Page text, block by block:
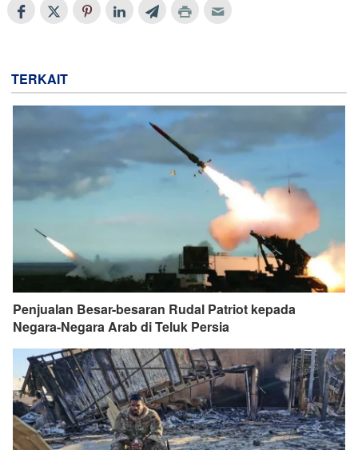
TERKAIT
Penjualan Besar-besaran Rudal Patriot kepada
Negara-Negara Arab di Teluk Persia